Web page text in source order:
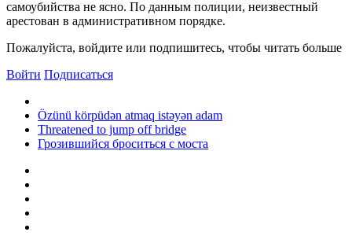
самоубийства не ясно. По данным полиции, неизвестный
арестован в административном порядке.
Пожалуйста, войдите или подпишитесь, чтобы читать больше
Войти Подписаться
Özünü körpüdən atmaq istəyən adam
Threatened to jump off bridge
Грозившийся броситься с моста